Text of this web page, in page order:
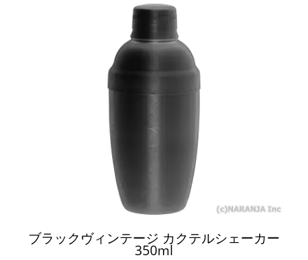
ブラックヴィンテージ カクテルシェーカー
350ml